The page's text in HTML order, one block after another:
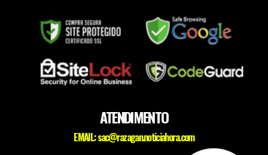
ATENDIMENTO
EMAIL:sac@razagan.noticiahora.com